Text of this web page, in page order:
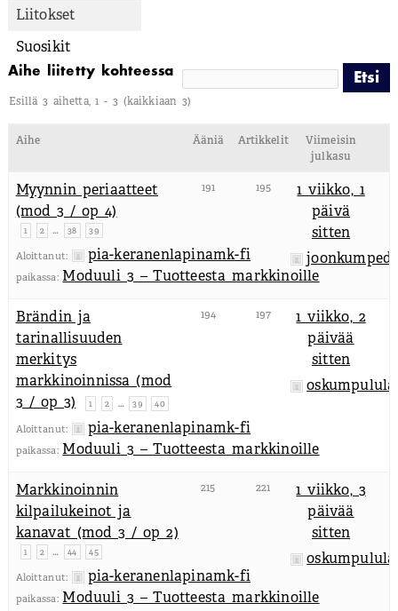
Liitokset
Suosikit
Aihe liitetty kohteessa
Esillä 3 aihetta, 1 - 3 (kaikkiaan 3)
Aihe Ääniä Artikkelit
Viimeisin
julkasu
Myynnin periaatteet
(mod 3 / op 4)
1 2 … 38 39
Aloittanut: pia-keranenlapinamk-fi
paikassa: Moduuli 3 – Tuotteesta markkinoille
191 195
1 viikko, 1
päivä
sitten
Brändin ja
tarinallisuuden
merkitys
markkinoinnissa (mod
3 / op 3)
1 2 … 39 40
Aloittanut: pia-keranenlapinamk-fi
paikassa: Moduuli 3 – Tuotteesta markkinoille
194 197
1 viikko, 2
päivää
sitten
Markkinoinnin
kilpailukeinot ja
kanavat (mod 3 / op 2)
1 2 … 44 45
Aloittanut: pia-keranenlapinamk-fi
paikassa: Moduuli 3 – Tuotteesta markkinoille
215 221
1 viikko, 3
päivää
sitten